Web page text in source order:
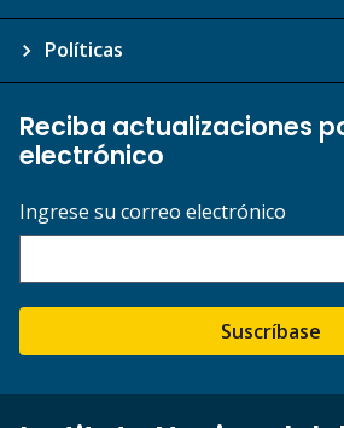
Políticas
Reciba actualizaciones
electrónico
Ingrese su correo electrónico
Suscríbase